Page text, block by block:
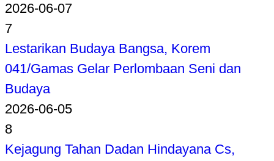
2026-06-07
7
Lestarikan Budaya Bangsa, Korem
041/Gamas Gelar Perlombaan Seni dan
Budaya
2026-06-05
8
Kejagung Tahan Dadan Hindayana Cs,